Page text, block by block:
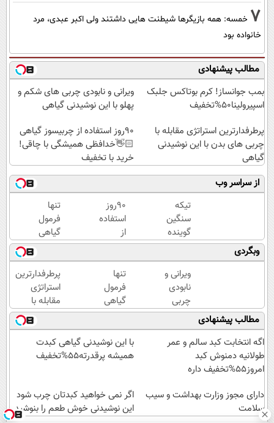
7 خمسه: همه بازیگرها شیطنت هایی داشتند ولی اکبر عبدی، مرد
خانواده بود
مطالب پیشنهادی
بمب جوانساز! کرم بوتاکس جلبک
اسپیرولینا50%تخفیف
ویرانی و نابودی چربی های شکم و
پهلو با این نوشیدنی گیاهی
پرطرفدارترین استراتژی مقابله با
چربی های بدن با این نوشیدنی
گیاهی
90روز استفاده از چربیسوز گیاهی
👋🏻خدافظی همیشگی با چاقی!
خرید با تخفیف
از سراسر وب
تیکه
سنگین
گوینده
سابق
خبر به
چاقی
این
خانم
در
برنامه
زنده😳
چیشد
90روز
استفاده
از
چربیسوز
گیاهی
👋🏻
خدافظی
همیشگی
با چاقی!
خرید با
تخفیف
تنها
فرمول
گیاهی
کاهش
وزن که
مجوز
وزارت
بهداشت
دارد(کلیک
جهت
سفارش)
وبگردی
ویرانی و
نابودی
چربی
های
شکم و
پهلو با
نوشیدنی
تنها
فرمول
گیاهی
کاهش
وزن که
مجوز
وزارت
جهت
سفارش)
پرطرفدارترین
استراتژی
مقابله با
چربی های
بدن با این
نوشیدنی
گیاهی
مطالب پیشنهادی
اگه انتخابت کبد سالم و عمر
طولانیه دمنوش کبد
امروز55%تخفیف داره
با این نوشیدنی گیاهی کبدت
همیشه پرقدرته55%تخفیف
دارای مجوز وزارت بهداشت و سیب
سلامت
اگر نمی خواهید کبدتان چرب شود
این نوشیدنی خوش طعم را بنوشید